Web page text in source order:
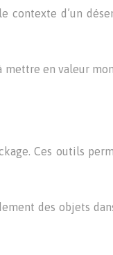
d’un
en valeur
Ces outils
des objets